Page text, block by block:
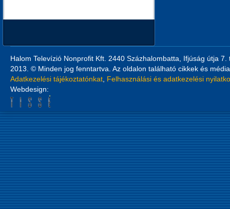
Halom Televízió Nonprofit Kft. 2440 Százhalombatta, Ifjúság útja
2013. © Minden jog fenntartva. Az oldalon található cikkek és
Adatkezelési tájékoztatónkat Felhasználási és adatkezelési
Webdesign: